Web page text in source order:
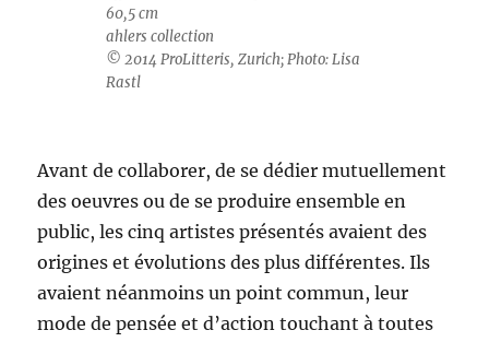
60,5 cm
ahlers collection
© 2014 ProLitteris, Zurich; Photo: Lisa
Rastl
Avant de collaborer, de se dédier mutuellement
des oeuvres ou de se produire ensemble en
public, les cinq artistes présentés avaient des
origines et évolutions des plus différentes. Ils
avaient néanmoins un point commun, leur
mode de pensée et d’action touchant à toutes